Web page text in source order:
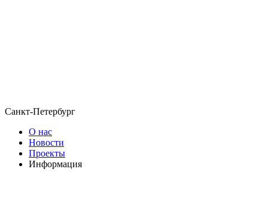
Санкт-Петербург
О нас
Новости
Проекты
Информация